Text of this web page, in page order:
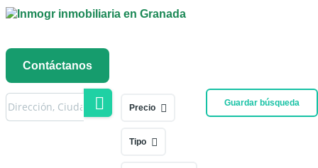
Menú
Contáctanos
Guardar búsqueda
Precio
Tipo